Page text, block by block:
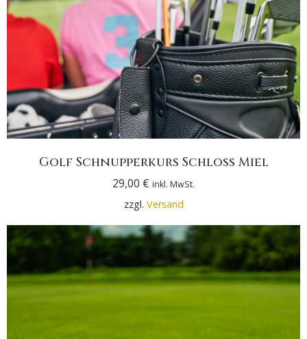
Golf Schnupperkurs Schloss Miel
29,00 € inkl. MwSt.
zzgl. Versand